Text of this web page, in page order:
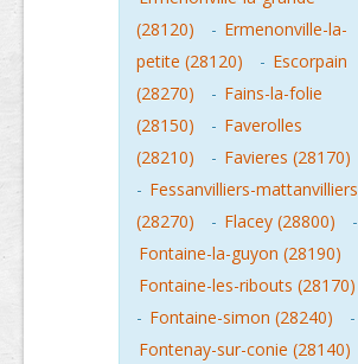
(28120)
- Ermenonville-la-
petite (28120)
- Escorpain
(28270)
- Fains-la-folie
(28150)
- Faverolles
(28210)
- Favieres (28170)
- Fessanvilliers-mattanvilliers
(28270)
- Flacey (28800)
-
Fontaine-la-guyon (28190)
Fontaine-les-ribouts (28170)
- Fontaine-simon (28240)
-
Fontenay-sur-conie (28140)